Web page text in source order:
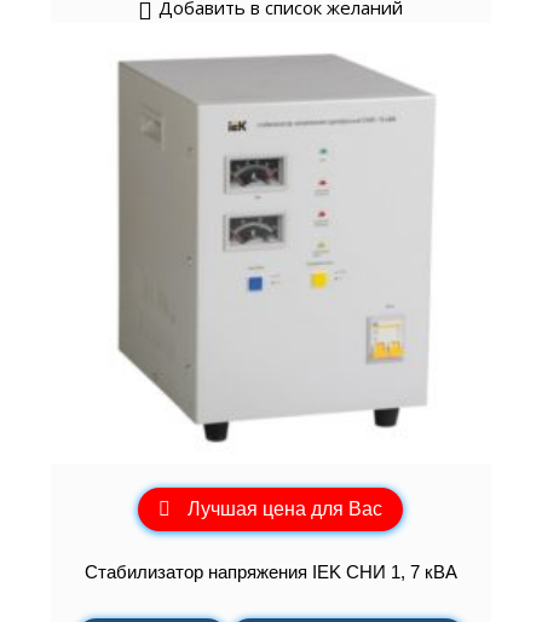
Добавить в список желаний
Лучшая цена для Вас
Стабилизатор напряжения IEK СНИ 1, 7 кВА